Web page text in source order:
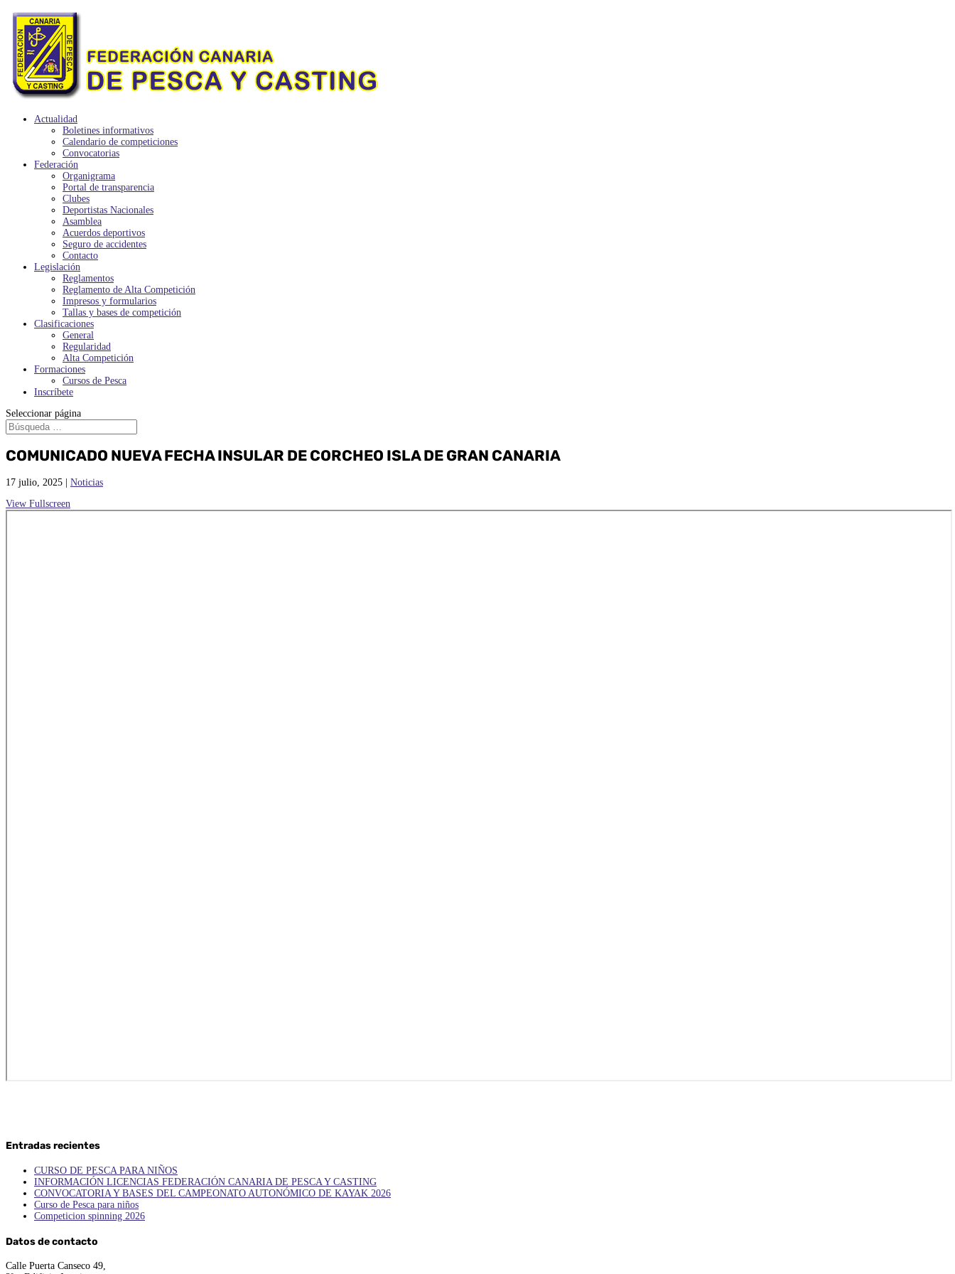
Actualidad
Boletines informativos
Calendario de competiciones
Convocatorias
Federación
Organigrama
Portal de transparencia
Clubes
Deportistas Nacionales
Asamblea
Acuerdos deportivos
Seguro de accidentes
Contacto
Legislación
Reglamentos
Reglamento de Alta Competición
Impresos y formularios
Tallas y bases de competición
Clasificaciones
General
Regularidad
Alta Competición
Formaciones
Cursos de Pesca
Inscríbete
Seleccionar página
COMUNICADO NUEVA FECHA INSULAR DE CORCHEO ISLA DE GRAN CANARIA
17 julio, 2025
Noticias
View Fullscreen
Saltar
Entradas recientes
CURSO DE PESCA PARA NIÑOS
INFORMACIÓN LICENCIAS FEDERACIÓN CANARIA DE PESCA Y CASTING
CONVOCATORIA Y BASES DEL CAMPEONATO AUTONÓMICO DE KAYAK 2026
Curso de Pesca para niños
Competicion spinning 2026
Datos de contacto
Calle Puerta Canseco 49,